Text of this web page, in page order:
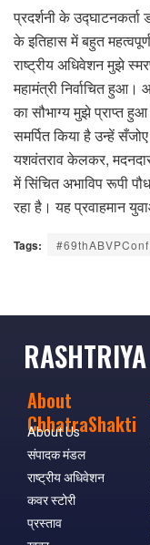
प्रदर्शनी के उद्घाटनकर्ता
के इतिहास में बहुत
राष्ट्रीय अधिवेशन मुझे
महामंत्री निर्वाचित
का सौभाग्य मुझे प्राप्त
समर्पित किया है उन्हें सँजोए
यशवंतराव केलकर,
में सिंचित अभाविप रूपी
रहा है। यह प्रवाहमान
Tags: #69thABVPConf
About
ChhatraShakti
About Us
संपादक मंडल
राष्ट्रीय अधिवेशन
कवर स्टोरी
प्रस्ताव